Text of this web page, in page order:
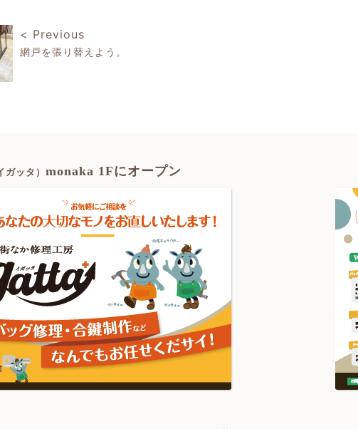
ナビゲーション
< Previous
網戸を張り替えよう。
ガッタ） monaka 1Fにオープン